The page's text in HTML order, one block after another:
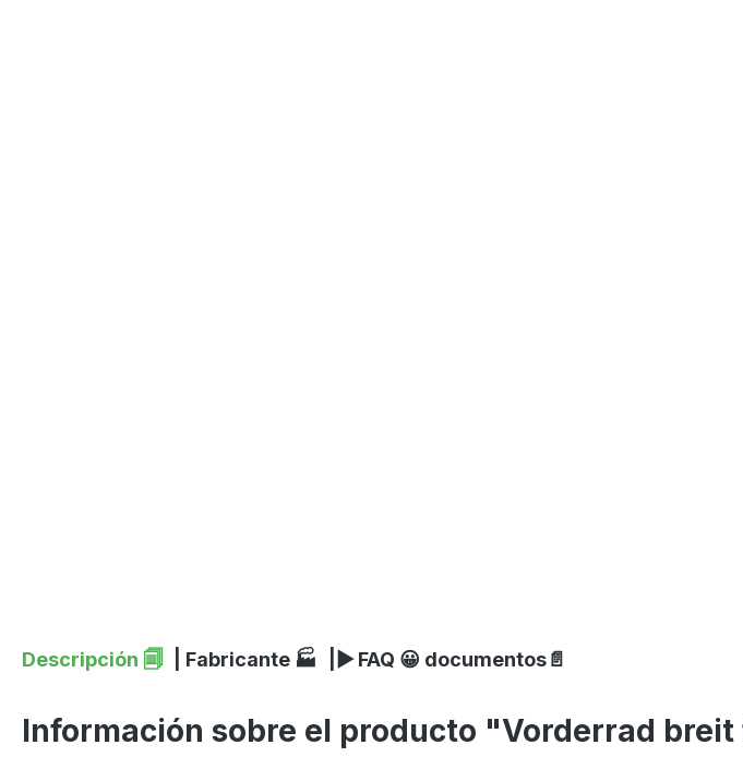
Descripción 🗐 | Fabricante 🏭 |▶ FAQ 😀 documentos📄
Información sobre el producto "Vorderrad breit